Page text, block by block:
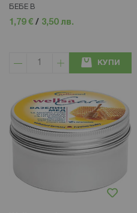
БЕБЕ В
1,79 € / 3,50 лв.
КУПИ